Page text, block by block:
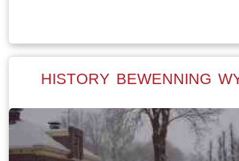
iuw waard Easterein yn grutte
joech in skildereftich
een groot en aanzienlijk dorp,
HISTORY BEWENNING